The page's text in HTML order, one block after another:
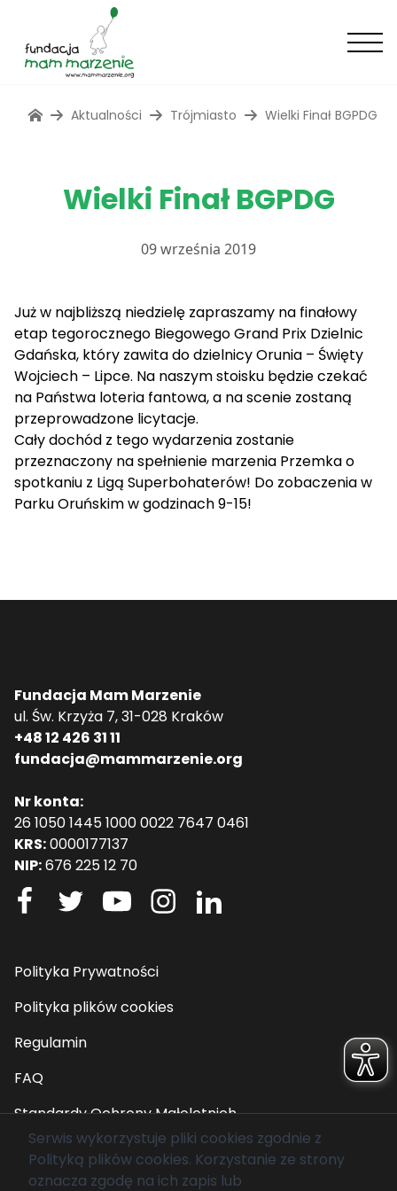
Aktualności Trójmiasto Wielki Finał BGPDG
Wielki Finał BGPDG
09 września 2019
Już w najbliższą niedzielę zapraszamy na finałowy
etap tegorocznego Biegowego Grand Prix Dzielnic
Gdańska, który zawita do dzielnicy Orunia – Święty
Wojciech – Lipce. Na naszym stoisku będzie czekać
na Państwa loteria fantowa, a na scenie zostaną
przeprowadzone licytacje.
Cały dochód z tego wydarzenia zostanie
przeznaczony na spełnienie marzenia Przemka o
spotkaniu z Ligą Superbohaterów! Do zobaczenia w
Parku Oruńskim w godzinach 9-15!
Fundacja Mam Marzenie
ul. Św. Krzyża 7, 31-028 Kraków
+48 12 426 31 11
fundacja@mammarzenie.org
Nr konta:
26 1050 1445 1000 0022 7647 0461
KRS:0000177137
NIP:676 225 12 70
Polityka Prywatności
Polityka plików cookies
Regulamin
FAQ
Standardy Ochrony Małoletnich
© 2026 Fundacja Mam Marzenie. Wszelkie prawa
Serwis wykorzystuje pliki cookies zgodnie z
Polityką plików cookies. Korzystanie ze strony
oznacza zgodę na ich zapis lub